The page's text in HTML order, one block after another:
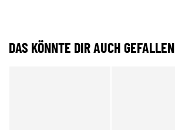
DAS KÖNNTE DIR AUCH GEFALLEN